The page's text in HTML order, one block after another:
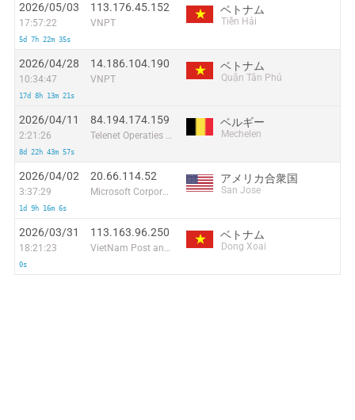
2026/05/03
17:57:22
5d 7h 22m 35s
113.176.45.152
VNPT
ベトナム
Tiền Hải
2026/04/28
10:34:47
17d 8h 13m 21s
14.186.104.190
VNPT
ベトナム
Quận Tân Phú
2026/04/11
2:21:26
8d 22h 43m 57s
84.194.174.159
Telenet Operaties N.V.
ベルギー
Mechelen
2026/04/02
3:37:29
1d 9h 16m 6s
20.66.114.52
Microsoft Corporation
アメリカ合衆国
San Jose
2026/03/31
18:21:23
0s
113.163.96.250
VietNam Post and Telecom Corporation
ベトナム
Dong Xoai